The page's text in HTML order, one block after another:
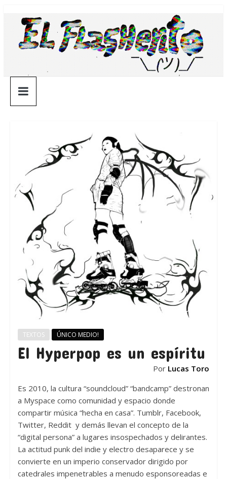
contenido
¯\_(ツ)_/
¯
TEXTOS ÚNICO MEDIO!
El Hyperpop es un espíritu
Por Lucas Toro
Es 2010, la cultura “soundcloud” “bandcamp” destronan
a Myspace como comunidad y espacio donde
compartir música “hecha en casa”. Tumblr, Facebook,
Twitter, Reddit y demás llevan el concepto de la
“digital persona” a lugares insospechados y delirantes.
La actitud punk del indie y electro desaparece y se
convierte en un imperio conservador dirigido por
catedrales impenetrables a menudo esponsoreadas e